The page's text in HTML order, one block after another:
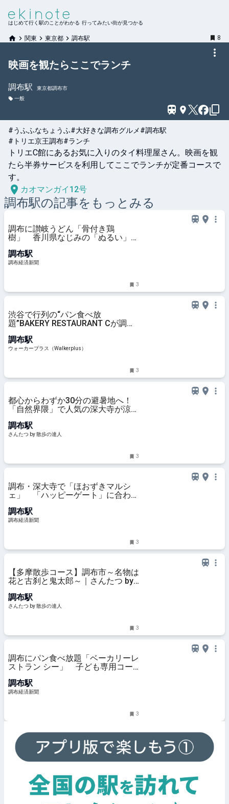
はじめて行く駅のことがわかる 行ってみたい街が見つかる
関東 東京都 調布駅 8
映画を観たらここでランチ
調布駅
東京都調布市
一般
#うふふなちょうふ#大好きな調布グルメ#調布駅
#トリエ京王調布#ランチ
トリエC館にあるお気に入りのタイ料理屋さん。映画を観
たら半券サービスを利用してここでランチが定番コースで
す。
カオマンガイ12号
調布駅の記事をもっとみる
調布に讃岐うどん「骨付き鶏
樹」 香川県なじみの「ぬるい」も
調布駅
調布経済新聞
3
渋谷で行列の“パン食べ放
題”BAKERY RESTAURANT Cが調布
響は？最大200組待ちの日も！｜ウ
ォーカープラス
調布駅
ウォーカープラス（Walkerplus）
3
都心からわずか30分の避暑地へ！
「自然界隈」で人気の深大寺が涼し
散歩の達人
調布駅
さんたつ by 散歩の達人
3
調布・深大寺で「ほおずきマルシ
ェ」 「ハッピーゲート」に合わせ
調布駅
調布経済新聞
3
【多摩散歩コース】調布市～名物は
花と古刹と鬼太郎～｜さんたつ by
調布駅
さんたつ by 散歩の達人
3
調布にパン食べ放題「ベーカリーレ
ストラン シー」 子ども専用コー
調布駅
調布経済新聞
3